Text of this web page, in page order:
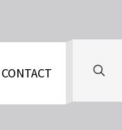
CONTACT